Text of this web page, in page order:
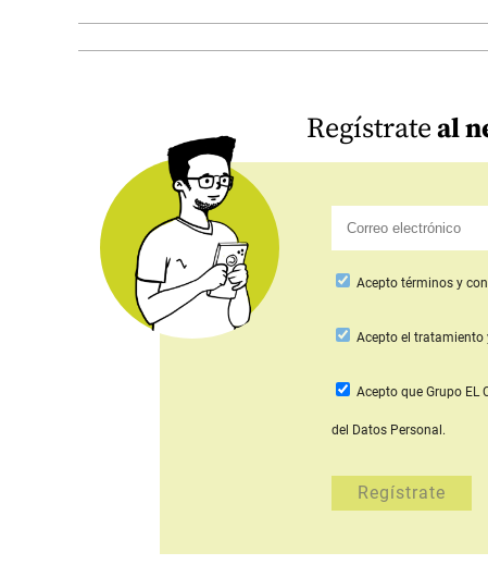
Regístrateal
Acepto términos y
Aceptoel tratamiento
Acepto que Grupo EL
del Datos Personal.